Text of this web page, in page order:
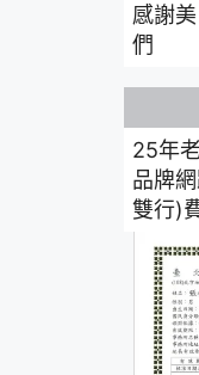
感謝
們
25年
品牌
雙行)